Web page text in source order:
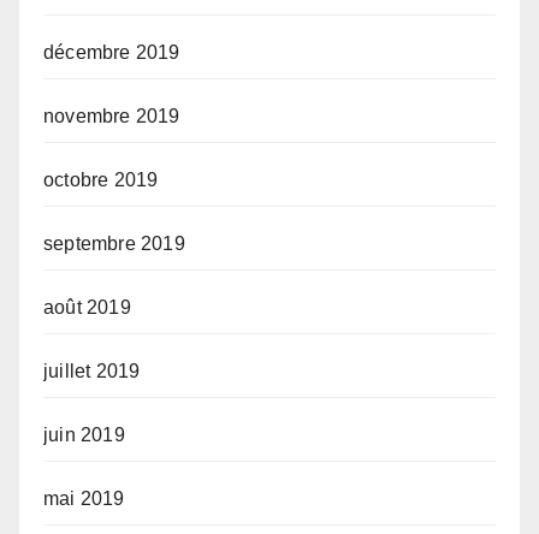
décembre 2019
novembre 2019
octobre 2019
septembre 2019
août 2019
juillet 2019
juin 2019
mai 2019